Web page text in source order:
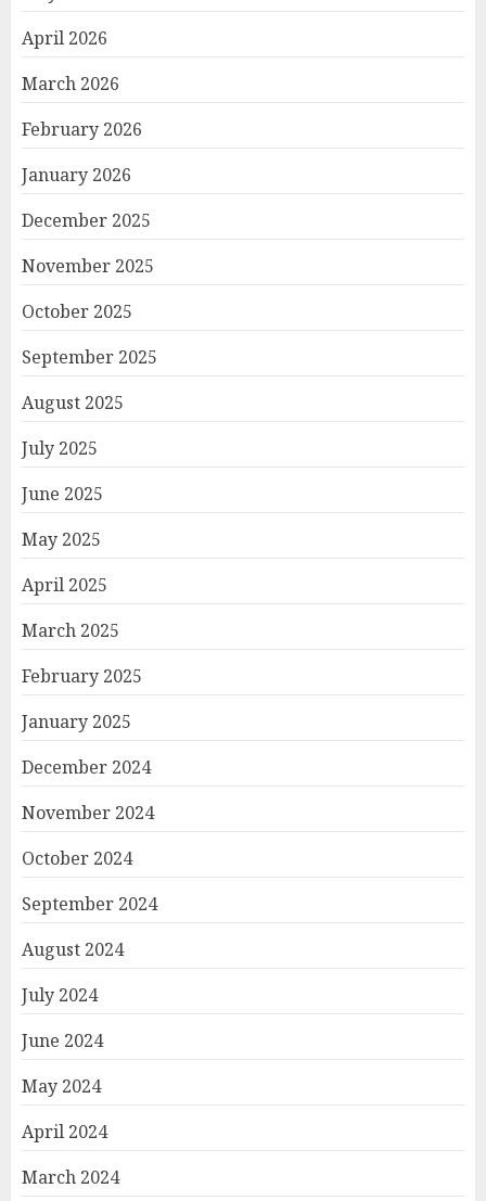
April 2026
March 2026
February 2026
January 2026
December 2025
November 2025
October 2025
September 2025
August 2025
July 2025
June 2025
May 2025
April 2025
March 2025
February 2025
January 2025
December 2024
November 2024
October 2024
September 2024
August 2024
July 2024
June 2024
May 2024
April 2024
March 2024